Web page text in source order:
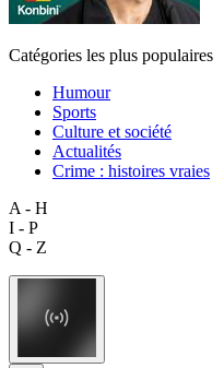
Catégories les plus populaires
Humour
Sports
Culture et société
Actualités
Crime : histoires vraies
A - H
I - P
Q - Z